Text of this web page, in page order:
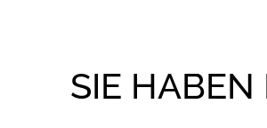
SIE HABEN